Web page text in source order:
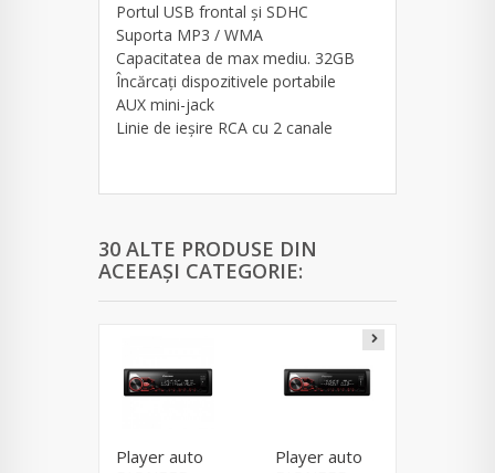
Portul USB frontal și SDHC
Suporta MP3 / WMA
Capacitatea de max mediu. 32GB
Încărcați dispozitivele portabile
AUX mini-jack
Linie de ieșire RCA cu 2 canale
30 ALTE PRODUSE DIN
ACEEAȘI CATEGORIE:
Player auto
Player auto